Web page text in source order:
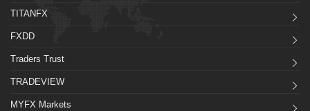
TITANFX
FXDD
Traders Trust
TRADEVIEW
MYFX Markets